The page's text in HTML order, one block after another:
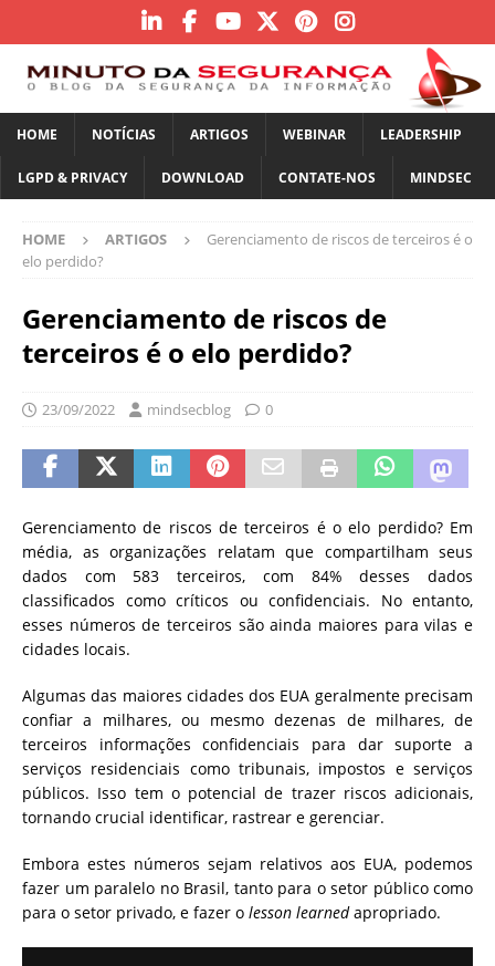
HOME NOTÍCIAS ARTIGOS WEBINAR LEADERSHIP
LGPD & PRIVACY DOWNLOAD CONTATE-NOS MINDSEC
HOME ARTIGOS
Gerenciamento de riscos de terceiros é o
elo perdido?
Gerenciamento de riscos de
terceiros é o elo perdido?
23/09/2022 mindsecblog 0
Gerenciamento de riscos de terceiros é o elo perdido? Em
média, as organizações relatam que compartilham seus
dados com 583 terceiros, com 84% desses dados
classificados como críticos ou confidenciais. No entanto,
esses números de terceiros são ainda maiores para vilas e
cidades locais.
Algumas das maiores cidades dos EUA geralmente precisam
confiar a milhares, ou mesmo dezenas de milhares, de
terceiros informações confidenciais para dar suporte a
serviços residenciais como tribunais, impostos e serviços
públicos. Isso tem o potencial de trazer riscos adicionais,
tornando crucial identificar, rastrear e gerenciar.
Embora estes números sejam relativos aos EUA, podemos
fazer um paralelo no Brasil, tanto para o setor público como
para o setor privado, e fazer o lesson learnedapropriado.